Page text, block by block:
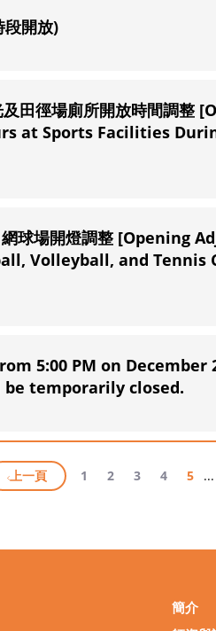
段開放)
及田徑場廁所開放時間調
at Sports Facilities
網球場開燈調整
Volleyball, and Tennis
5:00 PM on
temporarily closed.
上一頁 1 2 3 4 5 ...
簡介